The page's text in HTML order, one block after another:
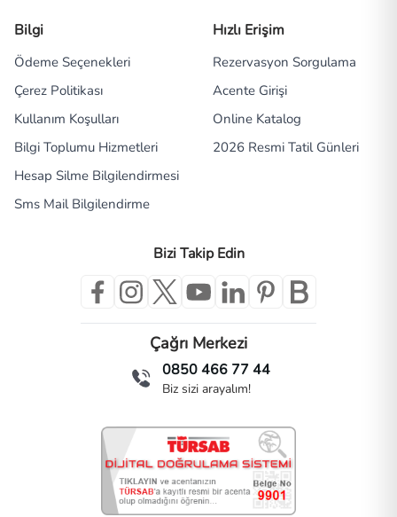
Bilgi
Ödeme Seçenekleri
Çerez Politikası
Kullanım Koşulları
Bilgi Toplumu Hizmetleri
Hesap Silme Bilgilendirmesi
Sms Mail Bilgilendirme
Hızlı Erişim
Rezervasyon Sorgulama
Acente Girişi
Online Katalog
2026 Resmi Tatil Günleri
Bizi Takip Edin
Çağrı Merkezi
0850 466 77 44
Biz sizi arayalım!